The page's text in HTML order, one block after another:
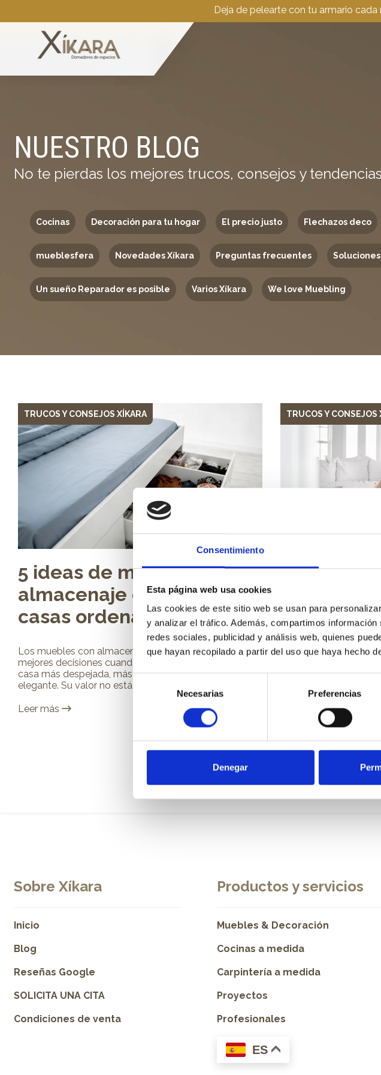
Consentimiento
Esta página web usa cookies
Las cookies de este sitio web se usan para
y analizar el tráfico. Además, compartimos
redes sociales, publicidad y análisis web, quienes
que hayan recopilado a partir del uso que haya hecho
consentimiento
Necesarias Preferencias
Denegar
Deja de pelearte con tu armario cada
NUESTRO BLOG
No te pierdas los mejores trucos, consejos y
Cocinas Decoración para tu hogar El precio justo Flechazos deco
mueblesfera Novedades Xíkara Preguntas frecuentes
Un sueño Reparador es posible Varios Xíkara We love Muebling
TRUCOS Y CONSEJOS XÍKARA
5 ideas de muebles con
almacenaje oculto para
casas ordenadas
Los muebles con almacenaje oculto son una de las
mejores decisiones cuando se quiere conseguir una
casa más despejada, más cómoda y también más
elegante. Su valor no está solo en guardar, sino...
Leer más
TRUCOS Y CONSEJOS
Muebles
diseño,
Vivir en un hogar con
casa se comparte
mascotas y visitas, el
Leer más
Sobre Xíkara
Inicio
Blog
Reseñas Google
SOLICITA UNA CITA
Condiciones de venta
Productos y servicios
Muebles & Decoración
Cocinas a medida
Carpintería a medida
Proyectos
Profesionales
ES